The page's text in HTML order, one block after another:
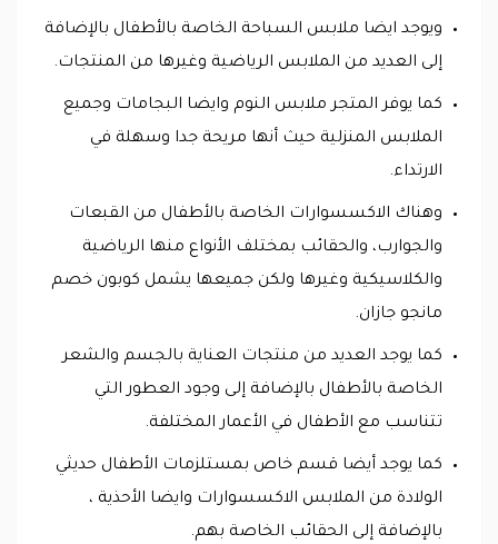
ويوجد ايضا ملابس السباحة الخاصة بالأطفال بالإضافة
إلى العديد من الملابس الرياضية وغيرها من المنتجات.
كما يوفر المتجر ملابس النوم وايضا البجامات وجميع
الملابس المنزلية حيث أنها مريحة جدا وسهلة في
الارتداء.
وهناك الاكسسوارات الخاصة بالأطفال من القبعات
والجوارب، والحقائب بمختلف الأنواع منها الرياضية
والكلاسيكية وغيرها ولكن جميعها يشمل كوبون خصم
مانجو جازان.
كما يوجد العديد من منتجات العناية بالجسم والشعر
الخاصة بالأطفال بالإضافة إلى وجود العطور التي
تتناسب مع الأطفال في الأعمار المختلفة.
كما يوجد أيضا قسم خاص بمستلزمات الأطفال حديثي
الولادة من الملابس الاكسسوارات وايضا الأحذية ،
بالإضافة إلى الحقائب الخاصة بهم.